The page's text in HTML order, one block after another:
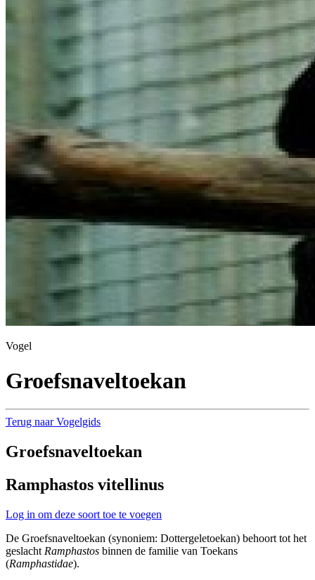
Vogel
Groefsnaveltoekan
Terug naar Vogelgids
Groefsnaveltoekan
Ramphastos vitellinus
Log in om deze soort toe te voegen
De Groefsnaveltoekan (synoniem: Dottergeletoekan) behoort tot het
geslacht Ramphastos binnen de familie van Toekans
(Ramphastidae).